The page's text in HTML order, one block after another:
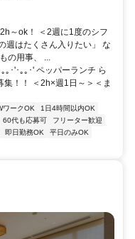
～ok！ ＜2週に1度のシフ
週はたくさん入りたい」 な
の用事、 ...
｡･'･｡｡･' ペッパーランチ ら
集！！ ＜2h×週1日～＞＜ま
ワークOK
1日4時間以内OK
60代も応募可
フリーター歓迎
即日勤務OK
平日のみOK